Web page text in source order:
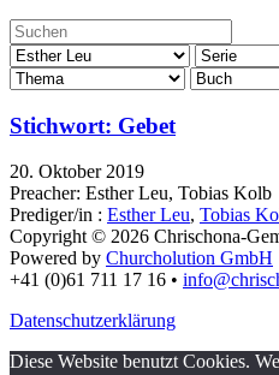
Stichwort: Gebet
20. Oktober 2019
Preacher: Esther Leu, Tobias Kolb
Prediger/in : Esther Leu, Tobias
Copyright © 2026 Chrischona-
Powered by Churcholution GmbH
+41 (0)61 711 17 16 •
Datenschutzerklärung
Diese Website benutzt Cookies.